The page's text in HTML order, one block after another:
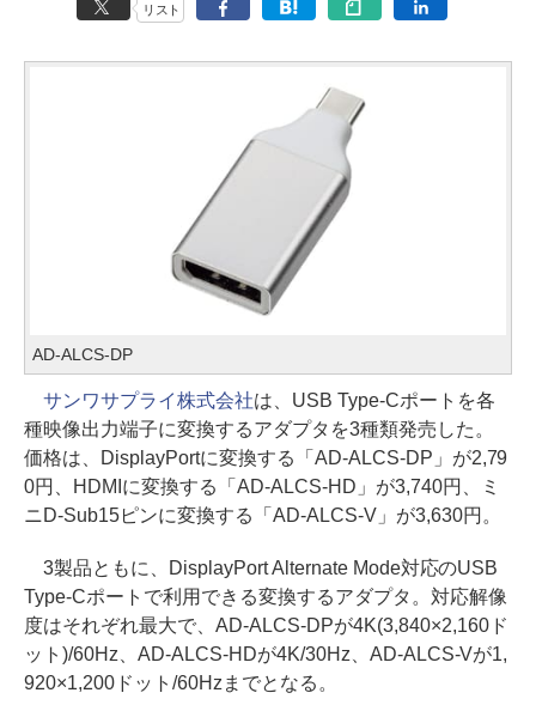
リスト
AD-ALCS-DP
サンワサプライ株式会社は、USB Type-Cポートを各
種映像出力端子に変換するアダプタを3種類発売した。
価格は、DisplayPortに変換する「AD-ALCS-DP」が2,79
0円、HDMIに変換する「AD-ALCS-HD」が3,740円、ミ
ニD-Sub15ピンに変換する「AD-ALCS-V」が3,630円。
3製品ともに、DisplayPort Alternate Mode対応のUSB
Type-Cポートで利用できる変換するアダプタ。対応解像
度はそれぞれ最大で、AD-ALCS-DPが4K(3,840×2,160ド
ット)/60Hz、AD-ALCS-HDが4K/30Hz、AD-ALCS-Vが1,
920×1,200ドット/60Hzまでとなる。